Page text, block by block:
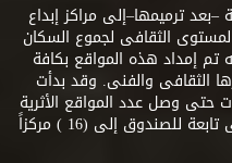
ترميمها–إلى مراكز إبداع
الثقافى لجموع السكان
تم إمداد هذه المواقع بكافة
الثقافى والفنى. وقد بدأت
وامتدت حتى وصل عدد المواقع الأثرية
التى تم تحويلها إلى مراكز إبداع فنى تابعة للصندوق إلى (16 ) مركزاً